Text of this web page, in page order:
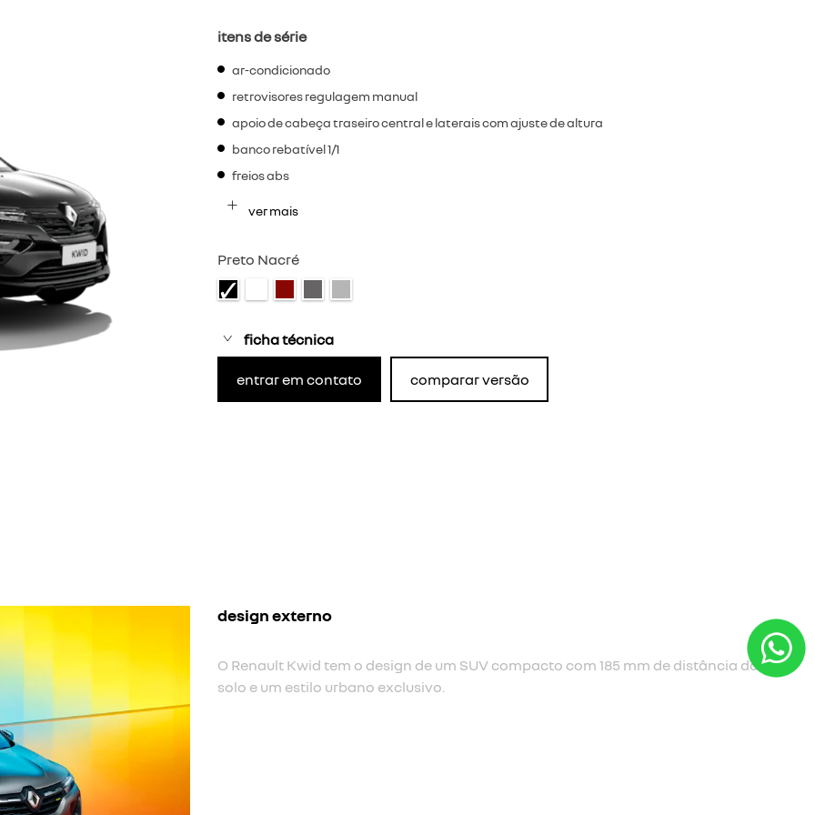
itens de série
ar-condicionado
retrovisores regulagem manual
apoio de cabeça traseiro central e laterais com ajuste de altura
banco rebatível 1/1
freios abs
ver mais
Preto Nacré
ficha técnica
entrar em contato comparar versão
nova cor
Nova cor de carroceria cinza cassiopée.